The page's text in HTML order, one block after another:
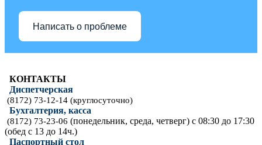
Написать о проблеме
КОНТАКТЫ
Диспетчерская
(8172) 73-12-14 (круглосуточно)
Бухгалтерия, касса
(8172) 73-23-06 (понедельник, среда, четверг) с 08:30 до 17:30
(обед с 13 до 14ч.)
Паспортный стол